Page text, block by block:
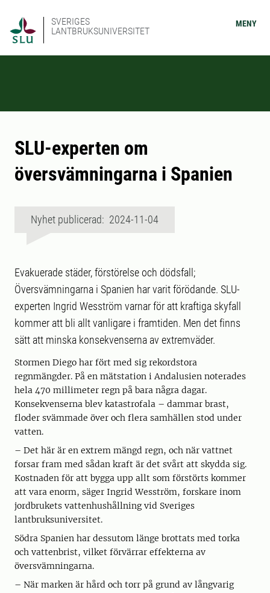
SVERIGES
LANTBRUKSUNIVERSITET
MENY
SLU-experten om
översvämningarna i Spanien
Nyhet publicerad: 2024-11-04
Evakuerade städer, förstörelse och dödsfall;
Översvämningarna i Spanien har varit förödande. SLU-
experten Ingrid Wesström varnar för att kraftiga skyfall
kommer att bli allt vanligare i framtiden. Men det finns
sätt att minska konsekvenserna av extremväder.
Stormen Diego har fört med sig rekordstora
regnmängder. På en mätstation i Andalusien noterades
hela 470 millimeter regn på bara några dagar.
Konsekvenserna blev katastrofala – dammar brast,
floder svämmade över och flera samhällen stod under
vatten.
– Det här är en extrem mängd regn, och när vattnet
forsar fram med sådan kraft är det svårt att skydda sig.
Kostnaden för att bygga upp allt som förstörts kommer
att vara enorm, säger Ingrid Wesström, forskare inom
jordbrukets vattenhushållning vid Sveriges
lantbruksuniversitet.
Södra Spanien har dessutom länge brottats med torka
och vattenbrist, vilket förvärrar effekterna av
översvämningarna.
– När marken är hård och torr på grund av långvarig